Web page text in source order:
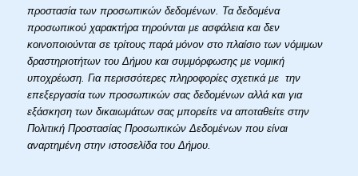
προστασία των προσωπικών δεδομένων. Τα δεδομένα
προσωπικού χαρακτήρα τηρούνται με ασφάλεια και δεν
κοινοποιούνται σε τρίτους παρά μόνον στο πλαίσιο των νόμιμων
δραστηριοτήτων του Δήμου και συμμόρφωσης με νομική
υποχρέωση. Για περισσότερες πληροφορίες σχετικά με την
επεξεργασία των προσωπικών σας δεδομένων αλλά και για
εξάσκηση των δικαιωμάτων σας μπορείτε να αποταθείτε στην
Πολιτική Προστασίας Προσωπικών Δεδομένων που είναι
αναρτημένη στην ιστοσελίδα του Δήμου.